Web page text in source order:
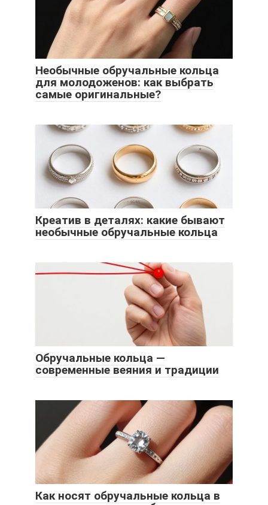
Необычные обручальные кольца
для молодоженов: как выбрать
самые оригинальные?
Креатив в деталях: какие бывают
необычные обручальные кольца
Обручальные кольца —
современные веяния и традиции
Как носят обручальные кольца в